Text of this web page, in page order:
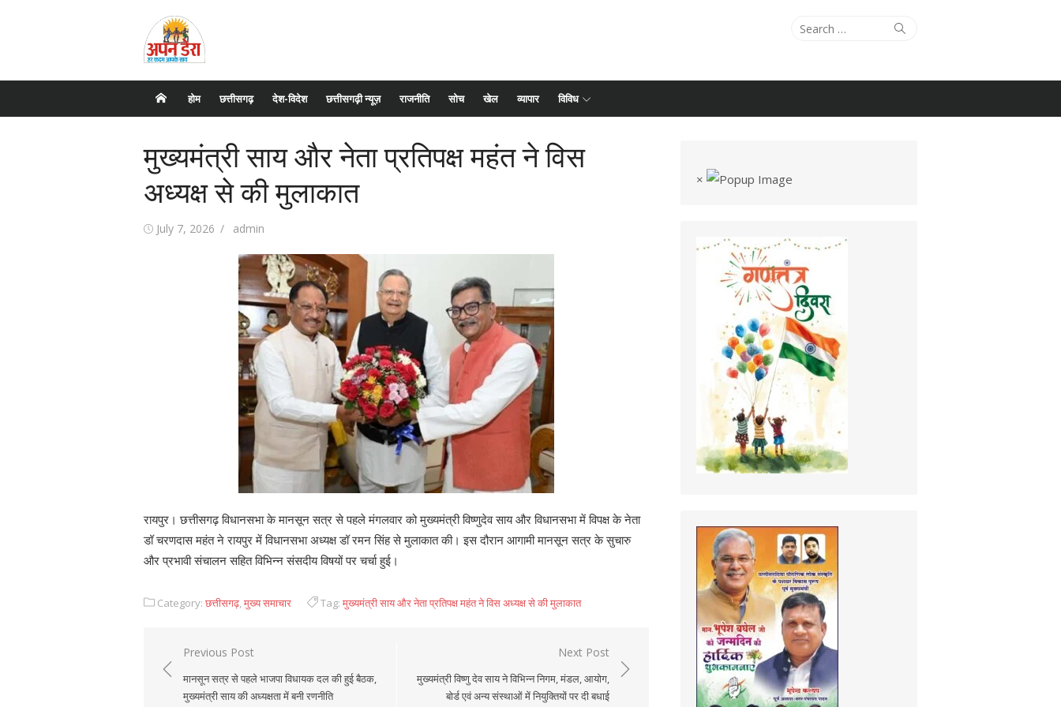
Search
Search
होम छत्तीसगढ़ देश-विदेश छत्तीसगढ़ी न्यूज़ राजनीति सोच खेल व्यापार विविध
मुख्यमंत्री साय और नेता प्रतिपक्ष महंत ने विस
अध्यक्ष से की मुलाकात
Posted
July 7, 2026 Author
admin
रायपुर। छत्तीसगढ़ विधानसभा के मानसून सत्र से पहले मंगलवार को मुख्यमंत्री विष्णुदेव साय और विधानसभा में विपक्ष के नेता
डॉ चरणदास महंत ने रायपुर में विधानसभा अध्यक्ष डॉ रमन सिंह से मुलाकात की। इस दौरान आगामी मानसून सत्र के सुचारु
और प्रभावी संचालन सहित विभिन्न संसदीय विषयों पर चर्चा हुई।
Category: छत्तीसगढ़,मुख्य समाचार Tag: मुख्यमंत्री साय और नेता प्रतिपक्ष महंत ने विस अध्यक्ष से की मुलाकात
Post
navigation
Previous Post
मानसून सत्र से पहले भाजपा विधायक दल की हुई बैठक,
मुख्यमंत्री साय की अध्यक्षता में बनी रणनीति
Next Post
मुख्यमंत्री विष्णु देव साय ने विभिन्न निगम, मंडल, आयोग,
बोर्ड एवं अन्य संस्थाओं में नियुक्तियों पर दी बधाई
×